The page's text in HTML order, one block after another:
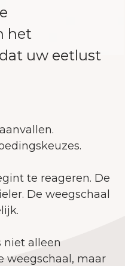
het
uw eetlust
te reageren. De
De weegschaal
niet alleen
weegschaal, maar